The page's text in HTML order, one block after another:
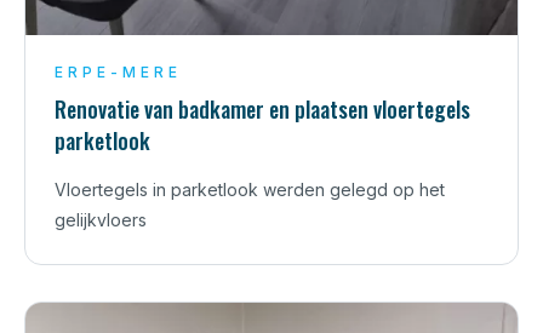
ERPE-MERE
Renovatie van badkamer en plaatsen vloertegels
parketlook
Vloertegels in parketlook werden gelegd op het
gelijkvloers